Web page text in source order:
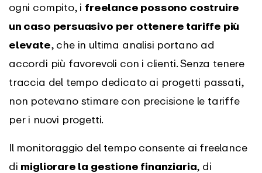
ogni compito, i freelance possono costruire
un caso persuasivo per ottenere tariffe più
elevate, che in ultima analisi portano ad
accordi più favorevoli con i clienti. Senza tenere
traccia del tempo dedicato ai progetti passati,
non potevano stimare con precisione le tariffe
per i nuovi progetti.
Il monitoraggio del tempo consente ai freelance
di migliorare la gestione finanziaria, di